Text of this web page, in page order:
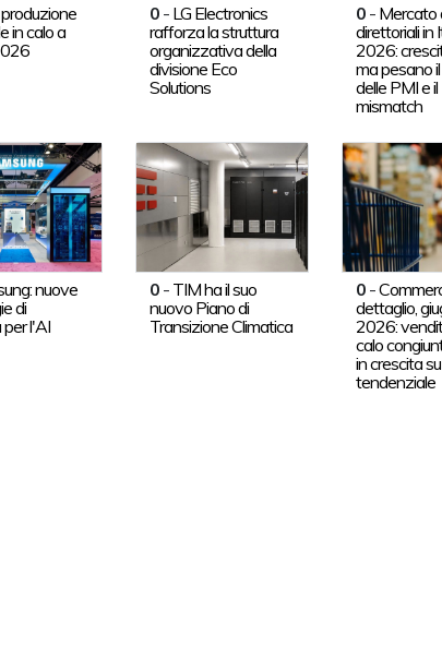
in calo a
0- LG Electronics
rafforza la struttura
organizzativa della
divisione Eco
Solutions
0 - Mercato
direttoriali in
2026:
ma pesano
delle PMI e il
mismatch
nuove
di
l'AI
0- TIM ha il suo
nuovo Piano di
Transizione Climatica
0 -
dettaglio,
2026:
calo
in crescita
tendenziale